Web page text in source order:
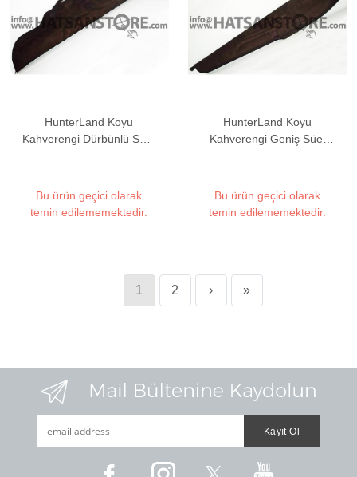
HunterLand Koyu
Kahverengi Dürbünlü Süet
Bu ürün geçici olarak
temin edilememektedir.
HunterLand Koyu
Kahverengi Geniş Süet
Bu ürün geçici olarak
temin edilememektedir.
1 2 › »